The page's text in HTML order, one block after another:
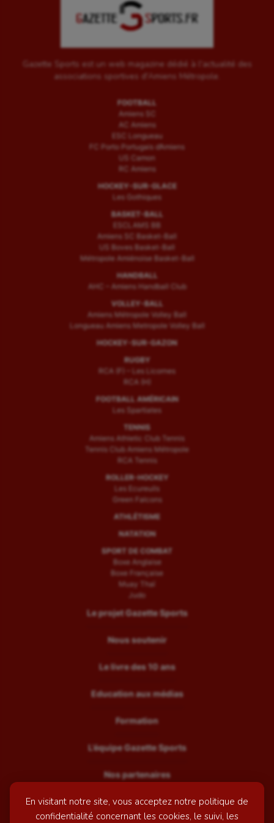
En visitant notre site, vous acceptez notre politique de
confidentialité concernant les cookies, le suivi, les
Ultimate frisbee
Voile
Water-polo
Gazette Sports est un web magazine dédié à l'actualité des
associations sportives d'Amiens Métropole.
FOOTBALL
Amiens SC
AC Amiens
ESC Longueau
FC Porto Portugais d’Amiens
US Camon
RC Amiens
HOCKEY-SUR-GLACE
Les Gothiques
BASKET-BALL
ESCLAMS BB
Amiens SC Basket-Ball
US Boves Basket-Ball
Métropole Amiénoise Basket-Ball
HANDBALL
AHC – Amiens Handball Club
VOLLEY-BALL
Amiens Métropole Volley Ball
Longueau Amiens Metropole Volley Ball
HOCKEY-SUR-GAZON
RUGBY
RCA (F) – Les Licornes
RCA (H)
FOOTBALL AMÉRICAIN
Les Spartiates
TENNIS
Amiens Athletic Club Tennis
Tennis Club Amiens Métropole
RCA Tennis
ROLLER-HOCKEY
Les Ecureuils
Green Falcons
ATHLÉTISME
NATATION
SPORT DE COMBAT
Boxe Anglaise
Boxe Française
Muay Thaï
Judo
Le projet Gazette Sports
Nous soutenir
Le livre des 10 ans
Education aux médias
Formation
L’équipe Gazette Sports
Nos partenaires
Recrutement